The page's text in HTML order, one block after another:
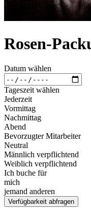
Rosen-
Datum wählen
Tageszeit wählen
Jederzeit
Vormittag
Nachmittag
Abend
Bevorzugter Mitarbeiter
Neutral
Männlich verpflichtend
Weiblich verpflichtend
Ich buche für
mich
jemand anderen
Verfügbarkeit abfragen